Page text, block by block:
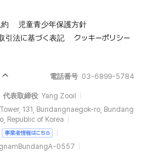
児童青少年保護方針
引法に基づく表記
クッキーポリシー
電話番号 03-6899-5784
代表取締役 Yang Zooil
131, Bundangnaegok-ro, Bundang
Republic of Korea
事業者情報はこちら
0557